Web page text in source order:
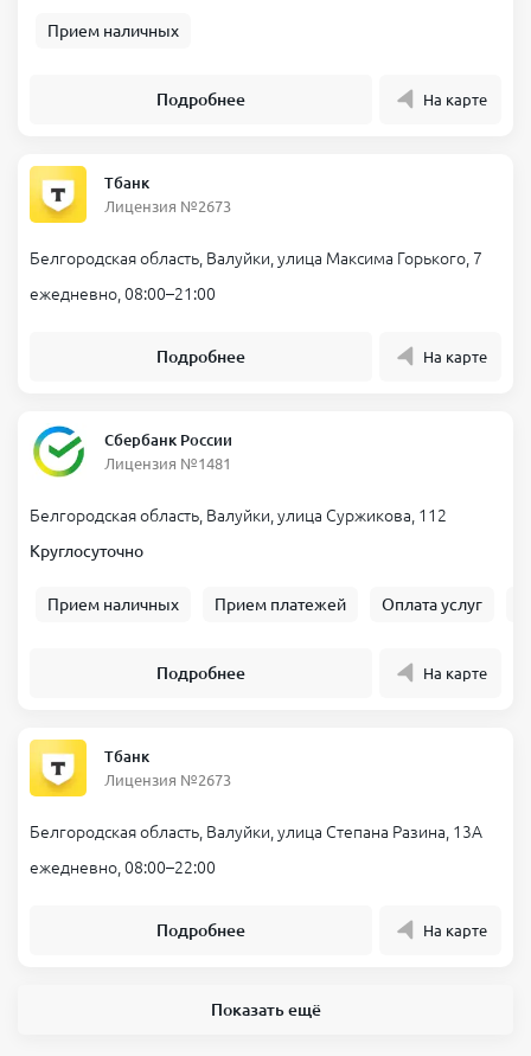
Прием наличных
Подробнее На карте
Тбанк
Лицензия №2673
Белгородская область, Валуйки, улица Максима Горького, 7
ежедневно, 08:00–21:00
Подробнее На карте
Сбербанк России
Лицензия №1481
Белгородская область, Валуйки, улица Суржикова, 112
Круглосуточно
Прием наличных Прием платежей Оплата услуг
Подробнее На карте
Тбанк
Лицензия №2673
Белгородская область, Валуйки, улица Степана Разина, 13А
ежедневно, 08:00–22:00
Подробнее На карте
Показать ещё